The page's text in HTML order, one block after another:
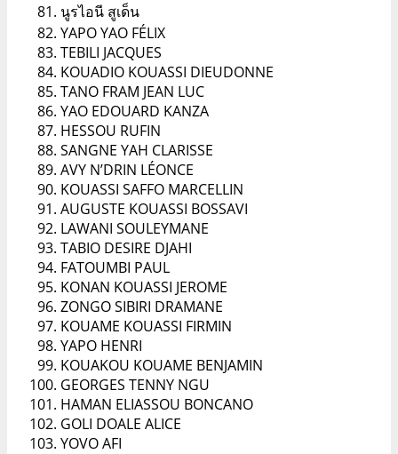
นูรไอนี สูเด็น
YAPO YAO FÉLIX
TEBILI JACQUES
KOUADIO KOUASSI DIEUDONNE
TANO FRAM JEAN LUC
YAO EDOUARD KANZA
HESSOU RUFIN
SANGNE YAH CLARISSE
AVY N’DRIN LÉONCE
KOUASSI SAFFO MARCELLIN
AUGUSTE KOUASSI BOSSAVI
LAWANI SOULEYMANE
TABIO DESIRE DJAHI
FATOUMBI PAUL
KONAN KOUASSI JEROME
ZONGO SIBIRI DRAMANE
KOUAME KOUASSI FIRMIN
YAPO HENRI
KOUAKOU KOUAME BENJAMIN
GEORGES TENNY NGU
HAMAN ELIASSOU BONCANO
GOLI DOALE ALICE
YOVO AFI